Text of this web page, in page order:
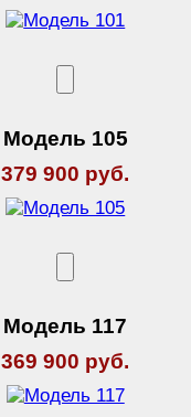
Модель 105
379 900 руб.
Модель 117
369 900 руб.